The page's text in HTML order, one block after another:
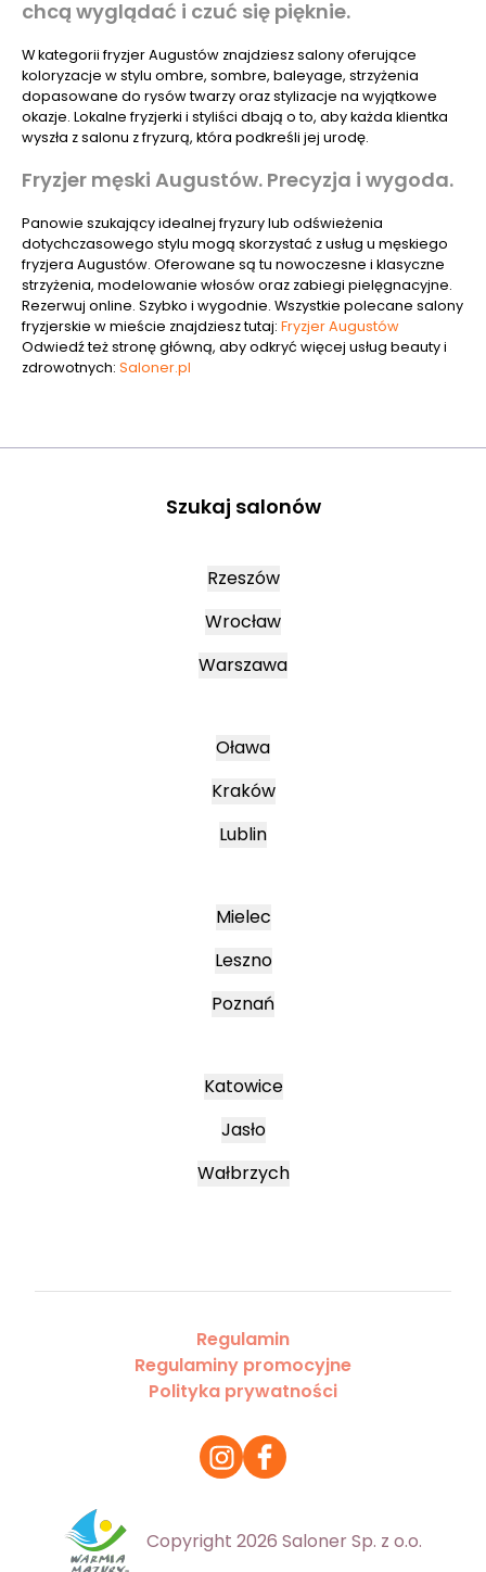
chcą wyglądać i czuć się pięknie.
W kategorii fryzjer Augustów znajdziesz salony oferujące
koloryzacje w stylu ombre, sombre, baleyage, strzyżenia
dopasowane do rysów twarzy oraz stylizacje na wyjątkowe
okazje. Lokalne fryzjerki i styliści dbają o to, aby każda klientka
wyszła z salonu z fryzurą, która podkreśli jej urodę.
Fryzjer męski Augustów. Precyzja i wygoda.
Panowie szukający idealnej fryzury lub odświeżenia
dotychczasowego stylu mogą skorzystać z usług u męskiego
fryzjera Augustów. Oferowane są tu nowoczesne i klasyczne
strzyżenia, modelowanie włosów oraz zabiegi pielęgnacyjne.
Rezerwuj online. Szybko i wygodnie. Wszystkie polecane salony
fryzjerskie w mieście znajdziesz tutaj: Fryzjer Augustów
Odwiedź też stronę główną, aby odkryć więcej usług beauty i
zdrowotnych: Saloner.pl
Szukaj salonów
Rzeszów
Wrocław
Warszawa
Oława
Kraków
Lublin
Mielec
Leszno
Poznań
Katowice
Jasło
Wałbrzych
Regulamin
Regulaminy promocyjne
Polityka prywatności
Copyright 2026 Saloner Sp. z o.o.